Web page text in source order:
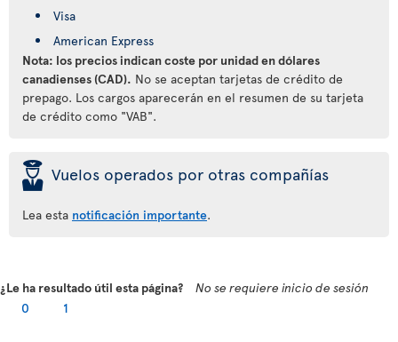
Visa
American Express
Nota: los precios indican coste por unidad en dólares
canadienses (CAD). No se aceptan tarjetas de crédito de
prepago. Los cargos aparecerán en el resumen de su tarjeta
de crédito como "VAB".
þ Vuelos operados por otras compañías
Lea esta notificación importante.
¿Le ha resultado útil esta página?
No se requiere inicio de sesión
0
1